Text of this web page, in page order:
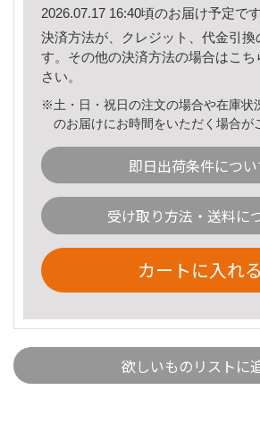
2026.07.17 16:40頃のお届け予定です
決済方法が、クレジット、代金引換
す。その他の決済方法の場合はこち
さい。
※土・日・祝日の注文の場合や在庫状
のお届けにお時間をいただく場合が
即日出荷条件につい
受け取り方法・送料に
カートに入れる
欲しいものリストに